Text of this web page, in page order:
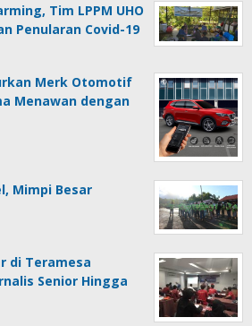
Tim LPPM UHO
Penularan Covid-19
Merk Otomotif
Menawan dengan
Mimpi Besar
di Teramesa
Senior Hingga